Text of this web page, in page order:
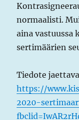
normaalisti.
aina vastuussa
sertimäärien
Tiedote
https://
2020-